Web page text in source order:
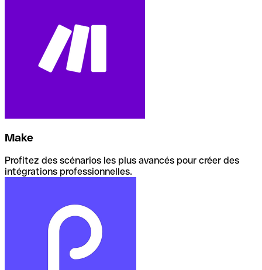
Make
Profitez des scénarios les plus avancés pour créer des
intégrations professionnelles.